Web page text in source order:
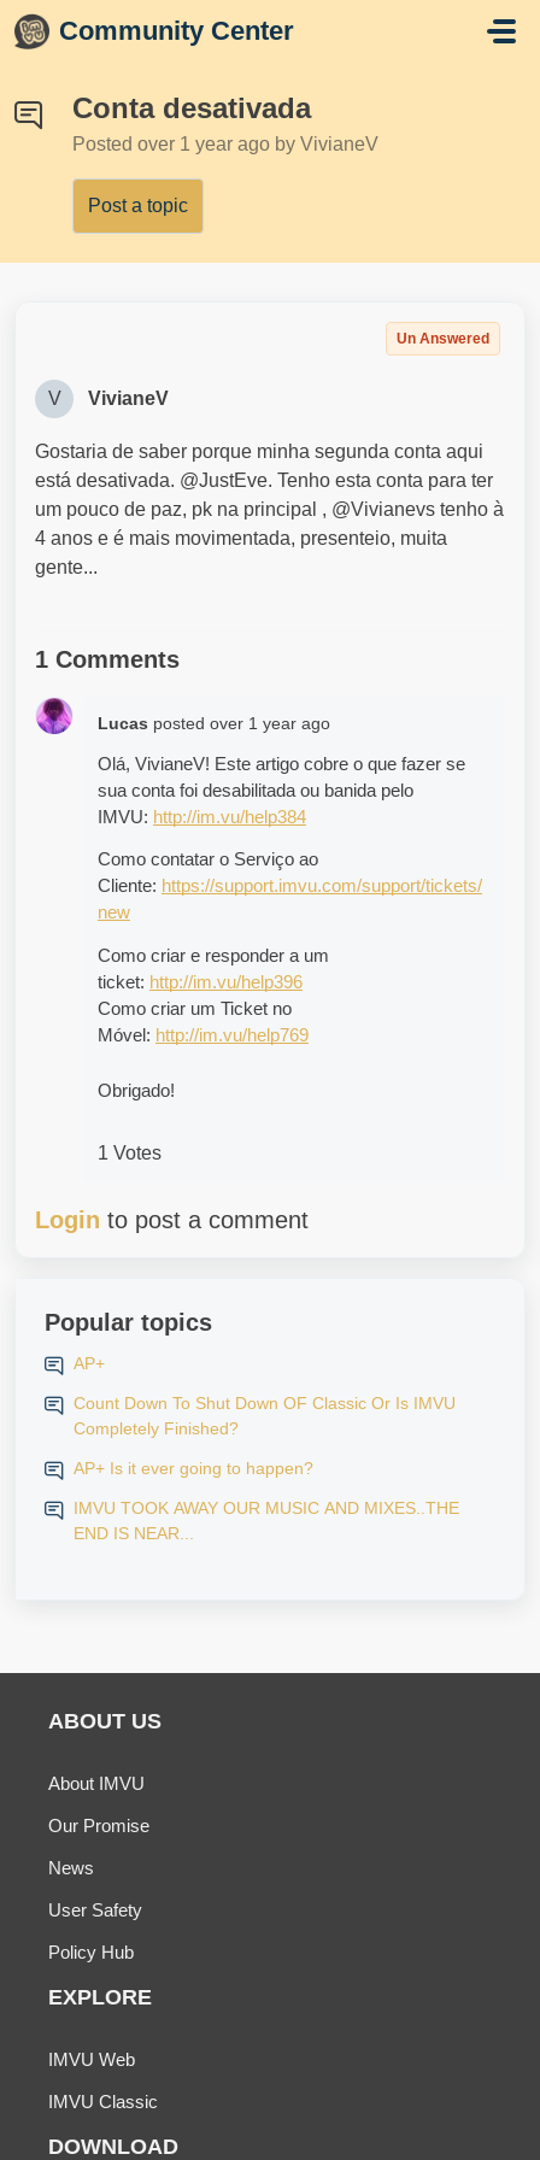
Skip to main content
Community Center
Conta desativada
Posted over 1 year ago by VivianeV
Post a topic
Un Answered
V VivianeV
Gostaria de saber porque minha segunda conta aqui
está desativada. @JustEve. Tenho esta conta para ter
um pouco de paz, pk na principal , @Vivianevs tenho à
4 anos e é mais movimentada, presenteio, muita
gente...
1 Comments
Lucas posted over 1 year ago
Olá, VivianeV! Este artigo cobre o que fazer se
sua conta foi desabilitada ou banida pelo
IMVU: http://im.vu/help384
Como contatar o Serviço ao
Cliente: https://support.imvu.com/support/tickets/
new
Como criar e responder a um
ticket: http://im.vu/help396
Como criar um Ticket no
Móvel: http://im.vu/help769
Obrigado!
1 Votes
Login to post a comment
Popular topics
AP+
Count Down To Shut Down OF Classic Or Is IMVU
Completely Finished?
AP+ Is it ever going to happen?
IMVU TOOK AWAY OUR MUSIC AND MIXES..THE
END IS NEAR...
ABOUT US
About IMVU
Our Promise
News
User Safety
Policy Hub
EXPLORE
IMVU Web
IMVU Classic
DOWNLOAD